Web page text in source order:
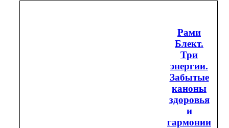
Рами
Блект.
Три
энергии.
Забытые
каноны
здоровья
и
гармонии